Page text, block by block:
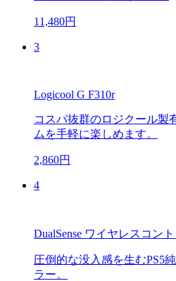
11,480円
3
Logicool G F310r
コスパ抜群のロジクール製
ムを手軽に楽しめます。
2,860円
4
DualSense ワイヤレスコン
圧倒的な没入感を生むPS5
ラー。